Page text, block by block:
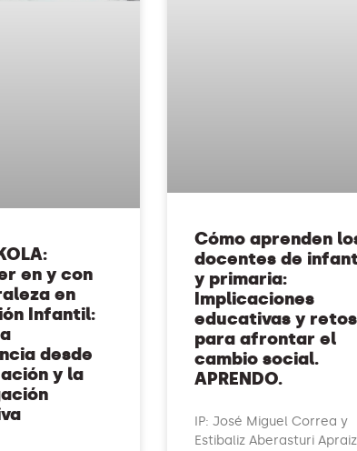
en y con
en
Infantil:
desde
y la
Cómo aprenden
docentes de
y primaria:
Implicaciones
educativas y retos
para afrontar el
cambio social.
APRENDO.
IP: José Miguel Correa y
Estibaliz Aberasturi Apraiz